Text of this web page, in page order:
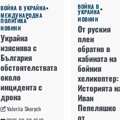
ВОЙНА В УКРАЙНА
МЕЖДУНАРОДНА
ПОЛИТИКА
НОВИНИ
Украйна
изяснява с
България
обстоятелствата
около
инцидента с
дрона
Valeriia Skorych
ВОЙНА В
УКРАЙНА
НОВИНИ
От руския
плен
обратно в
кабината на
бойния
хеликоптер:
Историята
Иван
Пепеляшко
от